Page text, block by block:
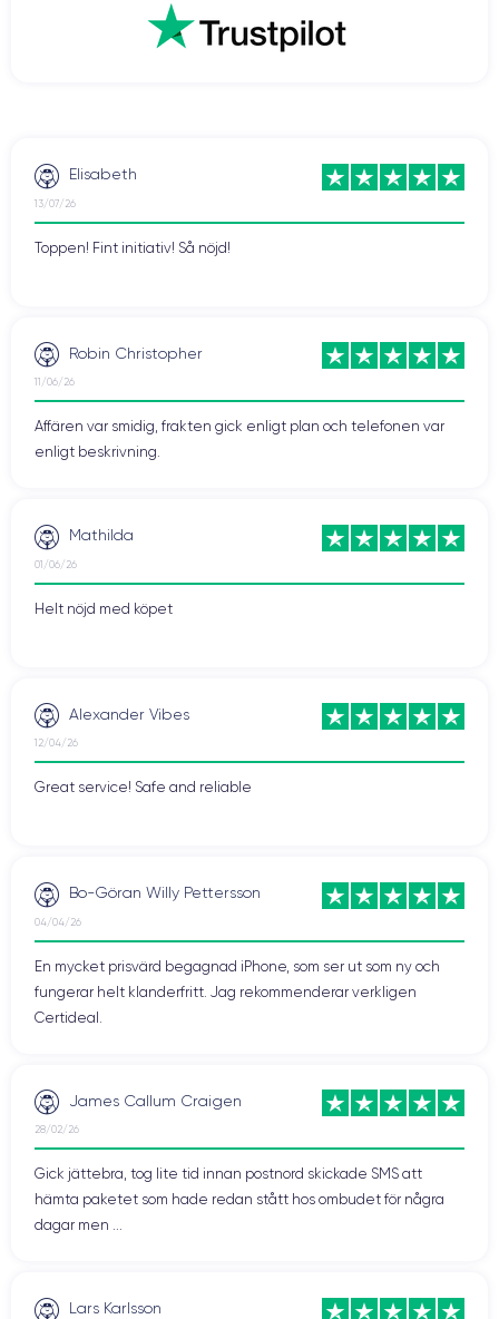
snabbare nedladdningar, smidigare videospelupplevelser, men även
streaming av bättre kvalitet. Även videosamtal som FaceTime blir
roligare när du kontaktar dina nära och kära.
kontrollerats av
garantipå 24 månader.
Elisabeth
13/07/26
Toppen! Fint initiativ! Så nöjd!
Robin Christopher
11/06/26
Affären var smidig, frakten gick enligt plan och telefonen var
enligt beskrivning.
Mathilda
01/06/26
Helt nöjd med köpet
Alexander Vibes
12/04/26
Great service! Safe and reliable
Bo-Göran Willy Pettersson
04/04/26
En mycket prisvärd begagnad iPhone, som ser ut som ny och
fungerar helt klanderfritt. Jag rekommenderar verkligen
Certideal.
James Callum Craigen
28/02/26
Gick jättebra, tog lite tid innan postnord skickade SMS att
hämta paketet som hade redan stått hos ombudet för några
dagar men ...
Lars Karlsson